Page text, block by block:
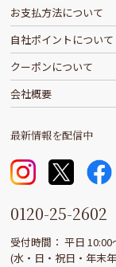
お支払方法について
自社ポイントについて
クーポンについて
会社概要
最新情報を配信中
0120-25-2602
受付時間： 平日 10:00
(水・日・祝日・年末